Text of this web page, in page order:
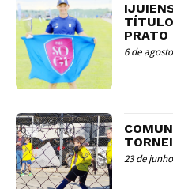
PRATO
6 de
23 de